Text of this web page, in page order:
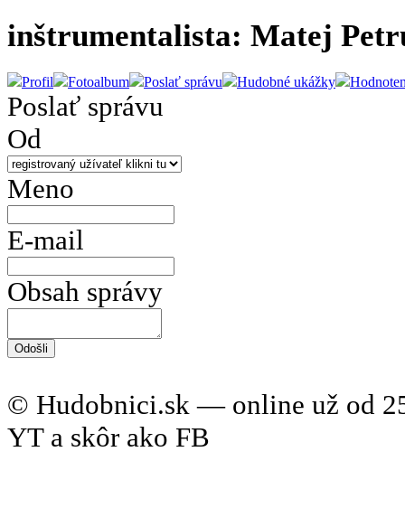
inštrumentalista: Matej
Profil Fotoalbum Poslať správu Hudobné ukážky
Poslať správu
Od
Meno
E-mail
Obsah správy
© Hudobnici.sk — online už od
YT a skôr ako FB